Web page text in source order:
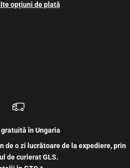
opțiuni de plată
în Ungaria
de o zi lucrătoare de la expediere, prin
de curierat GLS.